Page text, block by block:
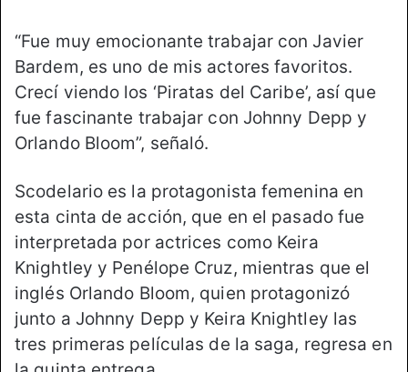
“Fue muy emocionante trabajar con Javier
Bardem, es uno de mis actores favoritos.
Crecí viendo los ‘Piratas del Caribe’, así que
fue fascinante trabajar con Johnny Depp y
Orlando Bloom”, señaló.
Scodelario es la protagonista femenina en
esta cinta de acción, que en el pasado fue
interpretada por actrices como Keira
Knightley y Penélope Cruz, mientras que el
inglés Orlando Bloom, quien protagonizó
junto a Johnny Depp y Keira Knightley las
tres primeras películas de la saga, regresa en